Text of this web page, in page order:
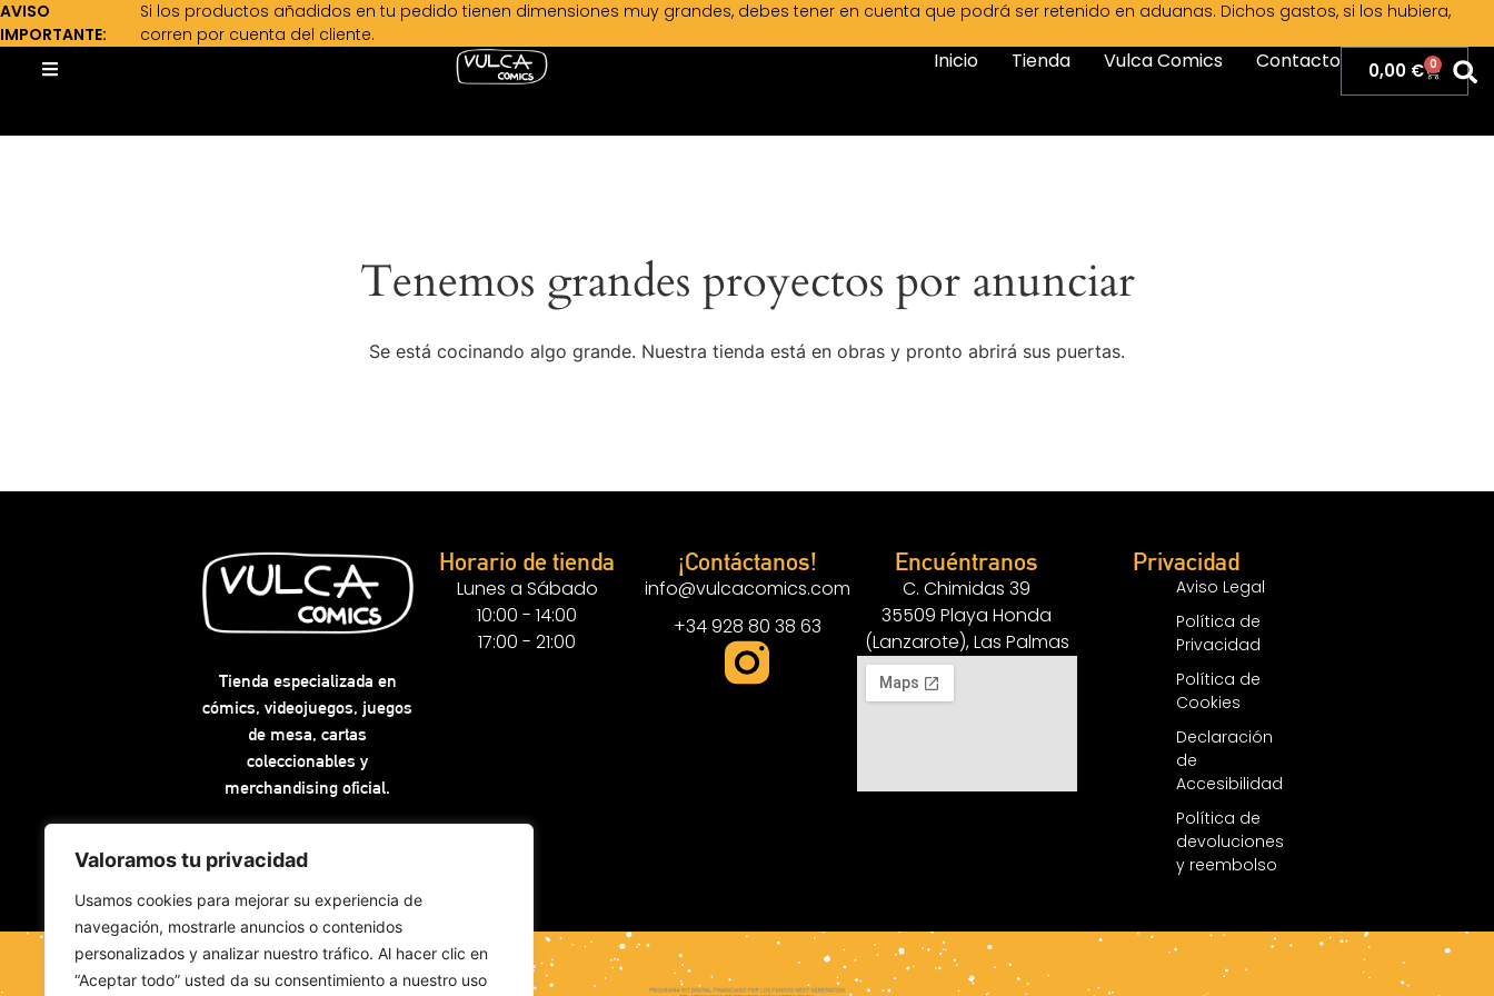
Valoramos tu privacidad
Usamos cookies para mejorar su experiencia de
navegación, mostrarle anuncios o contenidos
personalizados y analizar nuestro tráfico. Al hacer clic en
“Aceptar todo” usted da su consentimiento a nuestro uso
AVISO
IMPORTANTE:
Si los productos añadidos en tu pedido tienen dimensiones muy grandes, debes tener en cuenta que podrá ser retenido en aduanas. Dichos gastos, si los hubiera,
corren por cuenta del cliente.
Inicio Tienda Vulca Comics Contacto 0,00 € 0
Tenemos grandes proyectos por anunciar
Se está cocinando algo grande. Nuestra tienda está en obras y pronto abrirá sus puertas.
Tienda especializada en
cómics, videojuegos, juegos
de mesa, cartas
coleccionables y
merchandising oficial.
Horario de tienda
Lunes a Sábado
10:00 - 14:00
17:00 - 21:00
¡Contáctanos!
info@vulcacomics.com
+34 928 80 38 63
Encuéntranos
C. Chimidas 39
35509 Playa Honda
(Lanzarote), Las Palmas
Privacidad
Aviso Legal
Política de
Privacidad
Política de
Cookies
Declaración
de
Accesibilidad
Política de
devoluciones
y reembolso